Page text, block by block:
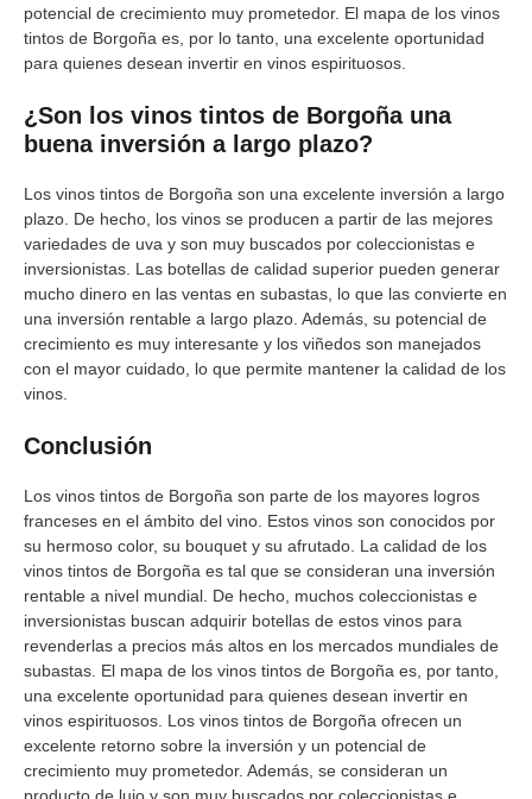
potencial de crecimiento muy prometedor. El mapa de los vinos
tintos de Borgoña es, por lo tanto, una excelente oportunidad
para quienes desean invertir en vinos espirituosos.
¿Son los vinos tintos de Borgoña una
buena inversión a largo plazo?
Los vinos tintos de Borgoña son una excelente inversión a largo
plazo. De hecho, los vinos se producen a partir de las mejores
variedades de uva y son muy buscados por coleccionistas e
inversionistas. Las botellas de calidad superior pueden generar
mucho dinero en las ventas en subastas, lo que las convierte en
una inversión rentable a largo plazo. Además, su potencial de
crecimiento es muy interesante y los viñedos son manejados
con el mayor cuidado, lo que permite mantener la calidad de los
vinos.
Conclusión
Los vinos tintos de Borgoña son parte de los mayores logros
franceses en el ámbito del vino. Estos vinos son conocidos por
su hermoso color, su bouquet y su afrutado. La calidad de los
vinos tintos de Borgoña es tal que se consideran una inversión
rentable a nivel mundial. De hecho, muchos coleccionistas e
inversionistas buscan adquirir botellas de estos vinos para
revenderlas a precios más altos en los mercados mundiales de
subastas. El mapa de los vinos tintos de Borgoña es, por tanto,
una excelente oportunidad para quienes desean invertir en
vinos espirituosos. Los vinos tintos de Borgoña ofrecen un
excelente retorno sobre la inversión y un potencial de
crecimiento muy prometedor. Además, se consideran un